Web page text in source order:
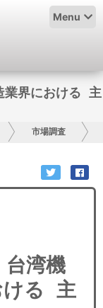
Menu
業界における 主
市場調査
台湾機
ける 主